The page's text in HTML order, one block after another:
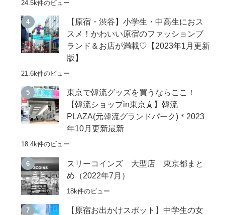
24.5k件のビュー
【原宿・渋谷】小学生・中高生におス
スメ！かわいい原宿のファッションブ
ランド＆お店が満載♡【2023年1月更新
版】
21.6k件のビュー
東京で韓流グッズを買うならここ！
【韓流ショップin東京🗼】韓流
PLAZA(元韓流グランドパーク)＊2023
年10月更新最新
18.4k件のビュー
スリーコインズ 大型店 東京都まと
め（2022年7月）
18k件のビュー
【原宿お出かけスポット】中学生の女